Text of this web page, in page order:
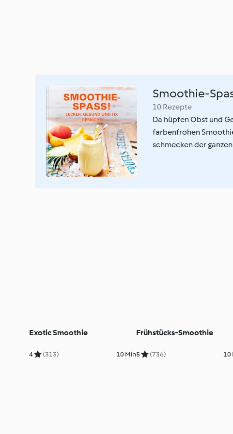
Smoothie-
10 Rezepte
Da hüpfen Obst und
farbenfrohen
schmecken der
Exotic Smoothie
4 (313) 10 Min
Frühstücks-Smoothie
5 (736) 10